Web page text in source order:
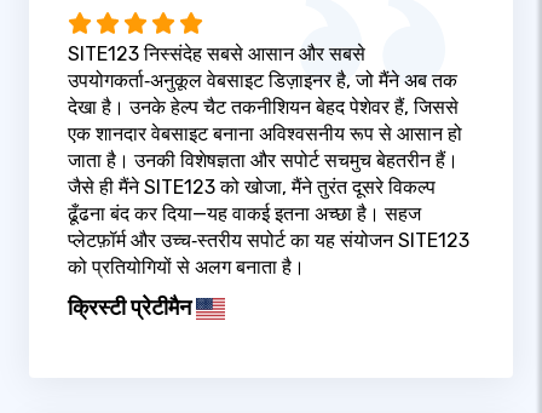
SITE123 निस्संदेह सबसे आसान और सबसे
उपयोगकर्ता‑अनुकूल वेबसाइट डिज़ाइनर है, जो मैंने अब तक
देखा है। उनके हेल्प चैट तकनीशियन बेहद पेशेवर हैं, जिससे
एक शानदार वेबसाइट बनाना अविश्वसनीय रूप से आसान हो
जाता है। उनकी विशेषज्ञता और सपोर्ट सचमुच बेहतरीन हैं।
जैसे ही मैंने SITE123 को खोजा, मैंने तुरंत दूसरे विकल्प
ढूँढना बंद कर दिया—यह वाकई इतना अच्छा है। सहज
प्लेटफ़ॉर्म और उच्च‑स्तरीय सपोर्ट का यह संयोजन SITE123
को प्रतियोगियों से अलग बनाता है।
क्रिस्टी प्रेटीमैन